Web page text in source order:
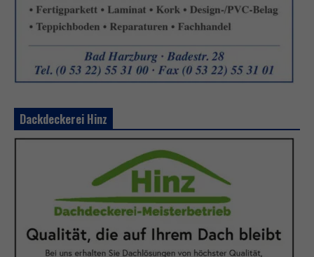
Dackdeckerei Hinz